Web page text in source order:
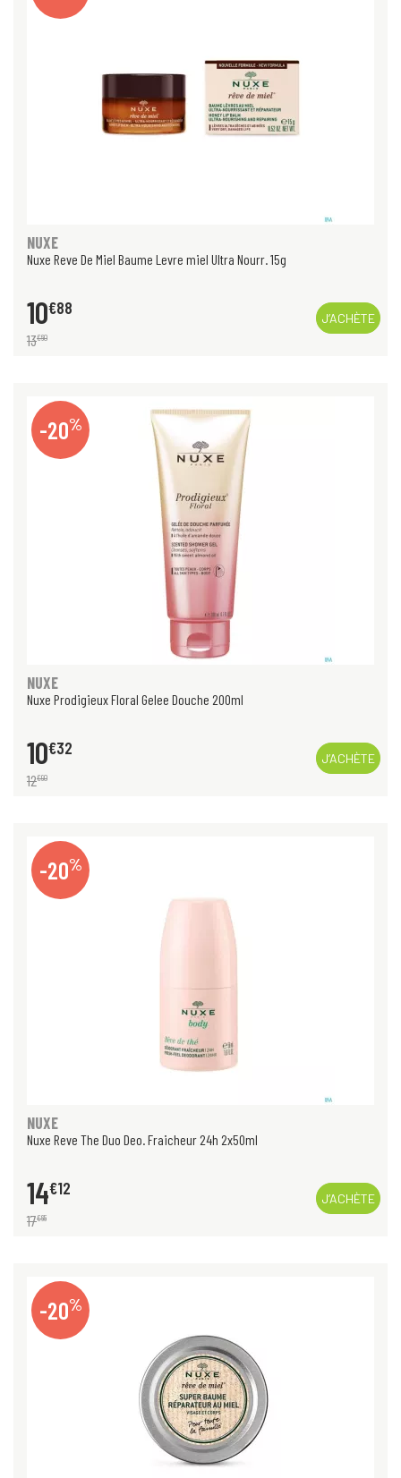
NUXE
Nuxe Reve De Miel Baume Levre miel Ultra Nourr. 15g
10€88
13€60
J’ACHÈTE
-20%
NUXE
Nuxe Prodigieux Floral Gelee Douche 200ml
10€32
12€90
J’ACHÈTE
-20%
NUXE
Nuxe Reve The Duo Deo. Fraicheur 24h 2x50ml
14€12
17€65
J’ACHÈTE
-20%